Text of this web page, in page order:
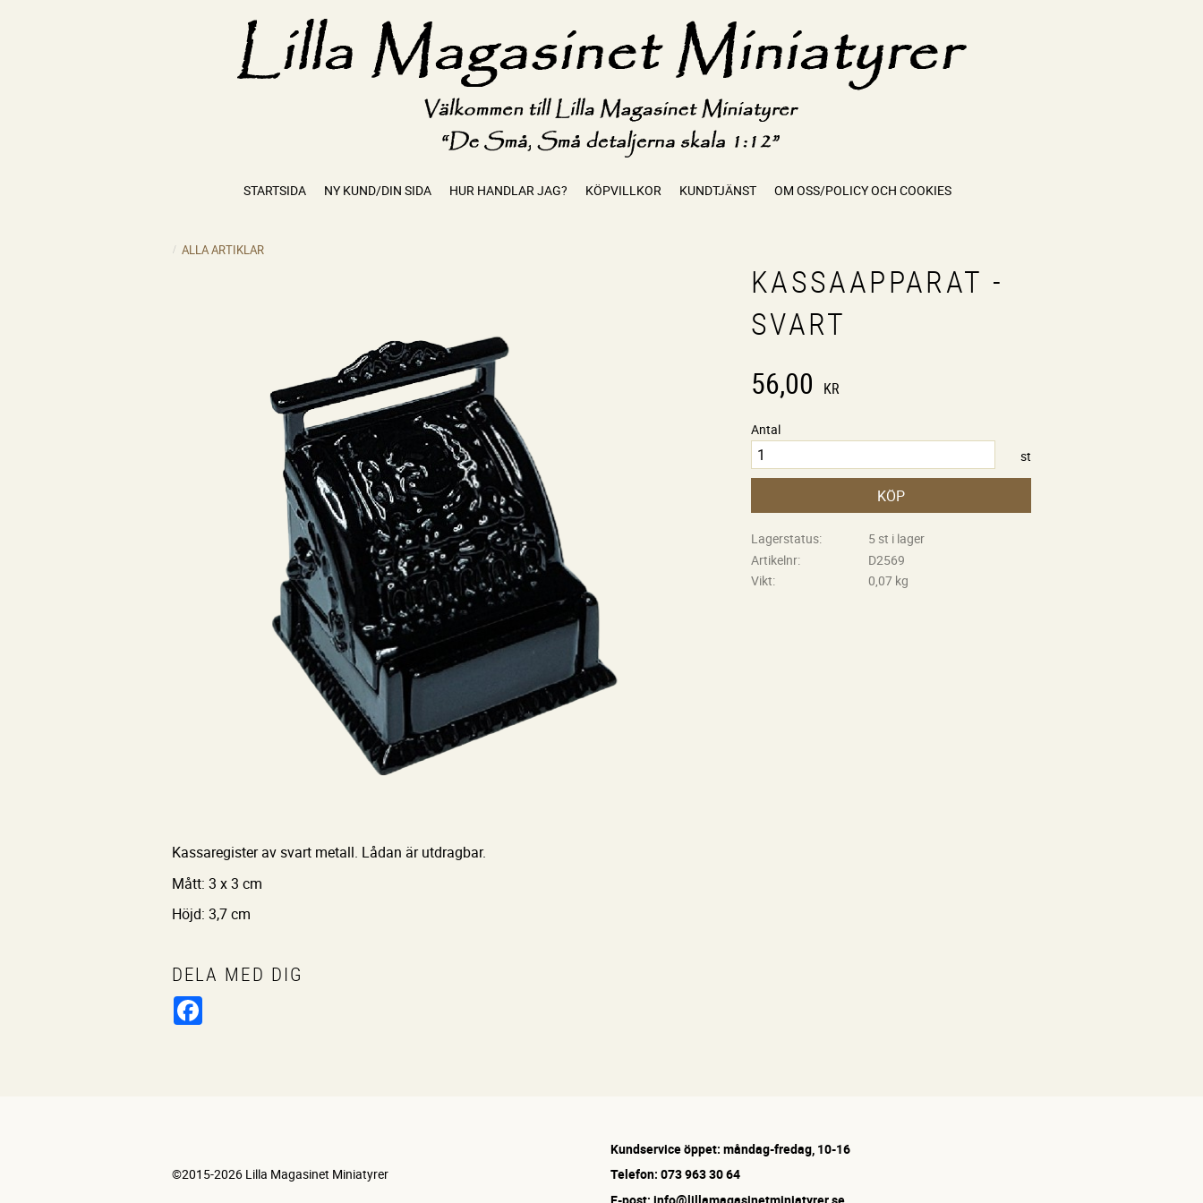
STARTSIDA NY KUND/DIN SIDA HUR HANDLAR JAG? KÖPVILLKOR KUNDTJÄNST OM OSS/POLICY OCH COOKIES
ALLA ARTIKLAR
KASSAAPPARAT -
SVART
56,00 KR
Antal
st
KÖP
Lagerstatus
5 st i lager
Artikelnr
D2569
Vikt
0,07 kg
Kassaregister av svart metall. Lådan är utdragbar.
Mått: 3 x 3 cm
Höjd: 3,7 cm
DELA MED DIG
©2015-2026 Lilla Magasinet Miniatyrer
Kundservice öppet: måndag-fredag, 10-16
Telefon: 073 963 30 64